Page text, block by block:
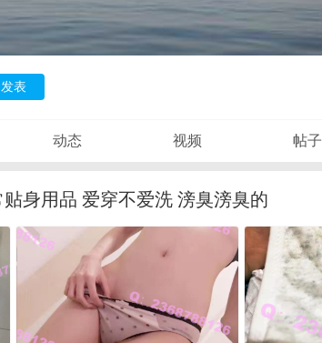
发表
动态 视频 帖子
身用品 爱穿不爱洗 滂臭滂臭的